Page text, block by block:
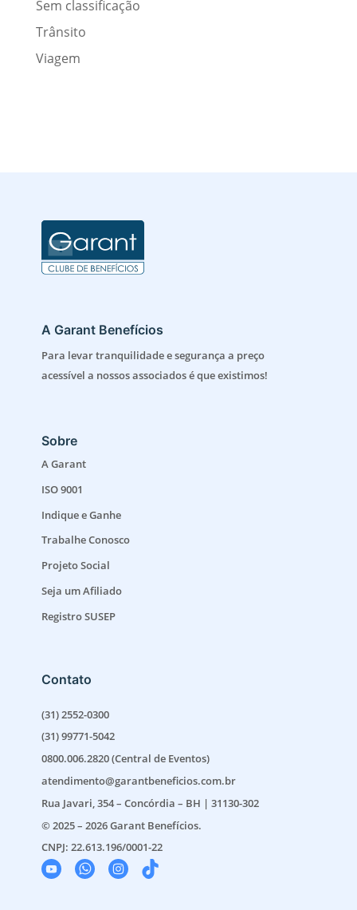
Sem classificação
Trânsito
Viagem
A Garant Benefícios
Para levar tranquilidade e segurança a preço
acessível a nossos associados é que existimos!
Sobre
A Garant
ISO 9001
Indique e Ganhe
Trabalhe Conosco
Projeto Social
Seja um Afiliado
Registro SUSEP
Contato
(31) 2552-0300
(31) 99771-5042
0800.006.2820 (Central de Eventos)
atendimento@garantbeneficios.com.br
Rua Javari, 354 – Concórdia – BH | 31130-302
© 2025 – 2026 Garant Benefícios.
CNPJ: 22.613.196/0001-22